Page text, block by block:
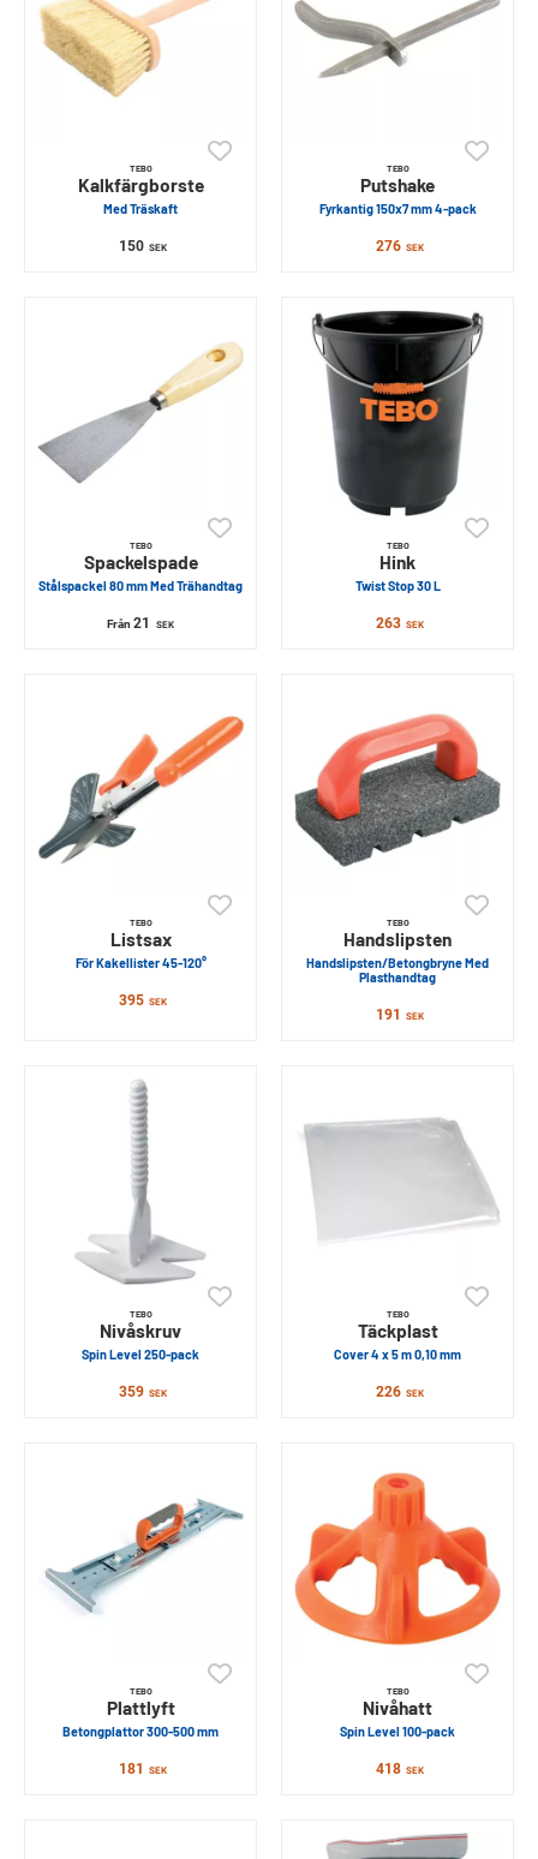
TEBO
Kalkfärgborste
Med Träskaft
150 SEK
TEBO
Putshake
Fyrkantig 150x7 mm 4-pack
276 SEK
TEBO
Spackelspade
Stålspackel 80 mm Med Trähandtag
Från21 SEK
TEBO
Hink
Twist Stop 30 L
263 SEK
TEBO
Listsax
För Kakellister 45-120°
395 SEK
TEBO
Handslipsten
Handslipsten/Betongbryne Med
Plasthandtag
191 SEK
TEBO
Nivåskruv
Spin Level 250-pack
359 SEK
TEBO
Täckplast
Cover 4 x 5 m 0,10 mm
226 SEK
TEBO
Plattlyft
Betongplattor 300-500 mm
181 SEK
TEBO
Nivåhatt
Spin Level 100-pack
418 SEK